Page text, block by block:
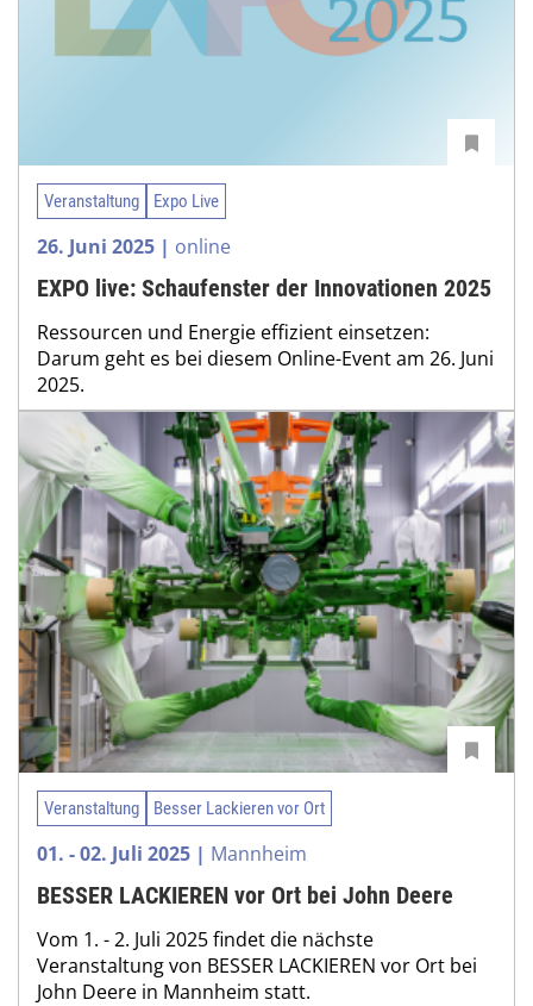
Veranstaltung Expo Live
26. Juni 2025 | online
EXPO live: Schaufenster der Innovationen 2025
Ressourcen und Energie effizient einsetzen:
Darum geht es bei diesem Online-Event am 26. Juni
2025.
Veranstaltung Besser Lackieren vor Ort
01. - 02. Juli 2025 | Mannheim
BESSER LACKIEREN vor Ort bei John Deere
Vom 1. - 2. Juli 2025 findet die nächste
Veranstaltung von BESSER LACKIEREN vor Ort bei
John Deere in Mannheim statt.